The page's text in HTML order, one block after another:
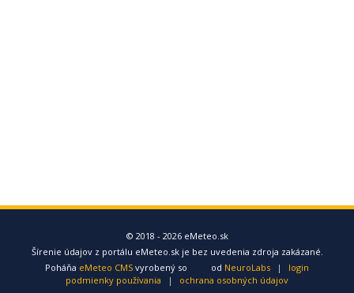
© 2018 - 2026 eMeteo.sk
Šírenie údajov z portálu eMeteo.sk je bez uvedenia zdroja zakázané.
Poháňa eMeteo CMS vyrobený so od NeuroLabs |
login
podmienky používania
| ochrana osobných údajov